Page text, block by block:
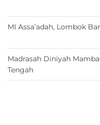
MI Assa’adah, Lombok
Madrasah Diniyah
Tengah